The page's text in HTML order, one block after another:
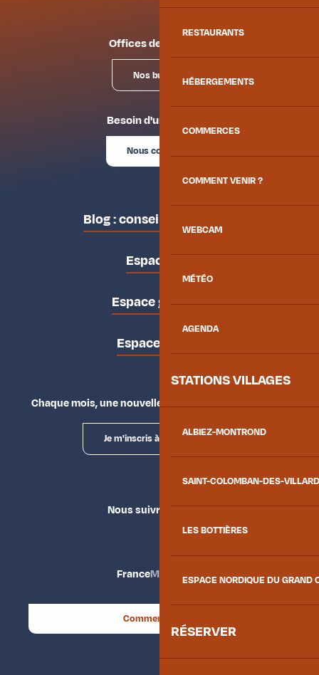
RESTAURANTS
HÉBERGEMENTS
COMMERCES
COMMENT VENIR ?
WEBCAM
MÉTÉO
AGENDA
STATIONS VILLAGES
ALBIEZ-MONTROND
SAINT-COLOMBAN-DES-
LES BOTTIÈRES
ESPACE NORDIQUE DU GRAND
RÉSERVER
Offices de tourisme
Nos bureaux
Besoin d'un conseil ?
Nous contacter
Blog : conseils des locaux
Espace pro
Espace groupes
Espace presse
Chaque mois, une nouvelle façon d'explorer la vallée.
Je m'inscris à la newsletter
Nous suivre
FranceMaurienne
Comment venir ?